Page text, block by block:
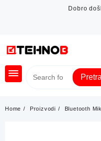
Dobro
Home Proizvodi Bluetooth